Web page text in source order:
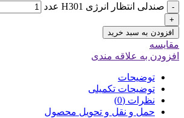
- صندلی انتظار انرژی H301 عدد
+
افزودن به سبد خرید
مقایسه
افزودن به علاقه مندی
توضیحات
توضیحات تکمیلی
نظرات (0)
حمل و نقل و تحویل محصول